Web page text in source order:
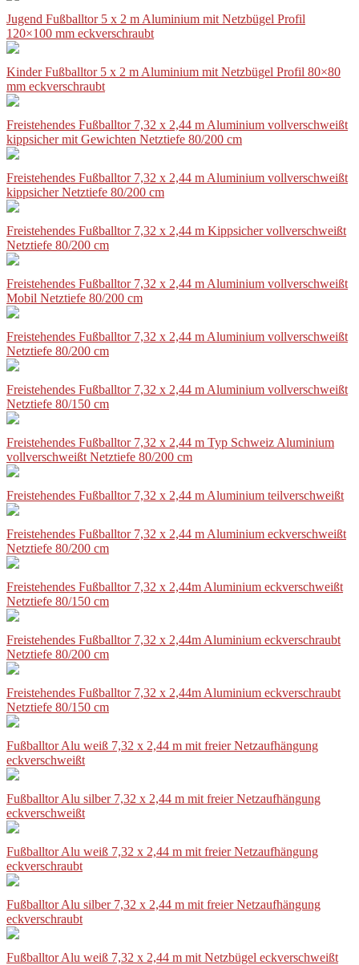
Jugend Fußballtor 5 x 2 m Aluminium mit Netzbügel Profil
120×100 mm eckverschraubt
Kinder Fußballtor 5 x 2 m Aluminium mit Netzbügel Profil 80×80
mm eckverschraubt
Freistehendes Fußballtor 7,32 x 2,44 m Aluminium vollverschweißt
kippsicher mit Gewichten Netztiefe 80/200 cm
Freistehendes Fußballtor 7,32 x 2,44 m Aluminium vollverschweißt
kippsicher Netztiefe 80/200 cm
Freistehendes Fußballtor 7,32 x 2,44 m Kippsicher vollverschweißt
Netztiefe 80/200 cm
Freistehendes Fußballtor 7,32 x 2,44 m Aluminium vollverschweißt
Mobil Netztiefe 80/200 cm
Freistehendes Fußballtor 7,32 x 2,44 m Aluminium vollverschweißt
Netztiefe 80/200 cm
Freistehendes Fußballtor 7,32 x 2,44 m Aluminium vollverschweißt
Netztiefe 80/150 cm
Freistehendes Fußballtor 7,32 x 2,44 m Typ Schweiz Aluminium
vollverschweißt Netztiefe 80/200 cm
Freistehendes Fußballtor 7,32 x 2,44 m Aluminium teilverschweißt
Freistehendes Fußballtor 7,32 x 2,44 m Aluminium eckverschweißt
Netztiefe 80/200 cm
Freistehendes Fußballtor 7,32 x 2,44m Aluminium eckverschweißt
Netztiefe 80/150 cm
Freistehendes Fußballtor 7,32 x 2,44m Aluminium eckverschraubt
Netztiefe 80/200 cm
Freistehendes Fußballtor 7,32 x 2,44m Aluminium eckverschraubt
Netztiefe 80/150 cm
Fußballtor Alu weiß 7,32 x 2,44 m mit freier Netzaufhängung
eckverschweißt
Fußballtor Alu silber 7,32 x 2,44 m mit freier Netzaufhängung
eckverschweißt
Fußballtor Alu weiß 7,32 x 2,44 m mit freier Netzaufhängung
eckverschraubt
Fußballtor Alu silber 7,32 x 2,44 m mit freier Netzaufhängung
eckverschraubt
Fußballtor Alu weiß 7,32 x 2,44 m mit Netzbügel eckverschweißt